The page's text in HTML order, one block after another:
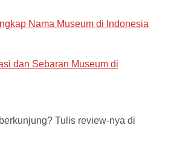
Nama Museum di Indonesia
dan Sebaran Museum di
Tulis review-nya di